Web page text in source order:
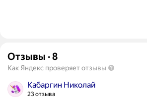
Отзывы ·8
Как Яндекс проверяет отзывы
Кабаргин Николай
23 отзыва